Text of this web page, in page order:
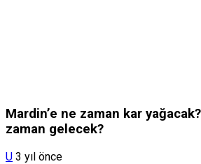
Mardin’e ne zaman kar
zaman gelecek?
U 3 yıl önce